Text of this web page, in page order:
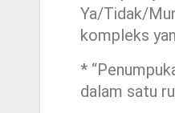
Ya/Tidak/
kompleks
*
dalam satu